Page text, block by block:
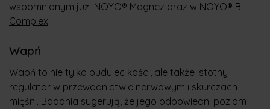
wspomnianym już NOYO® Magnez oraz w NOYO® B-
Complex.
Wapń
Wapń to nie tylko budulec kości, ale także istotny
regulator w przewodnictwie nerwowym i skurczach
mięśni. Badania sugerują, że jego odpowiedni poziom